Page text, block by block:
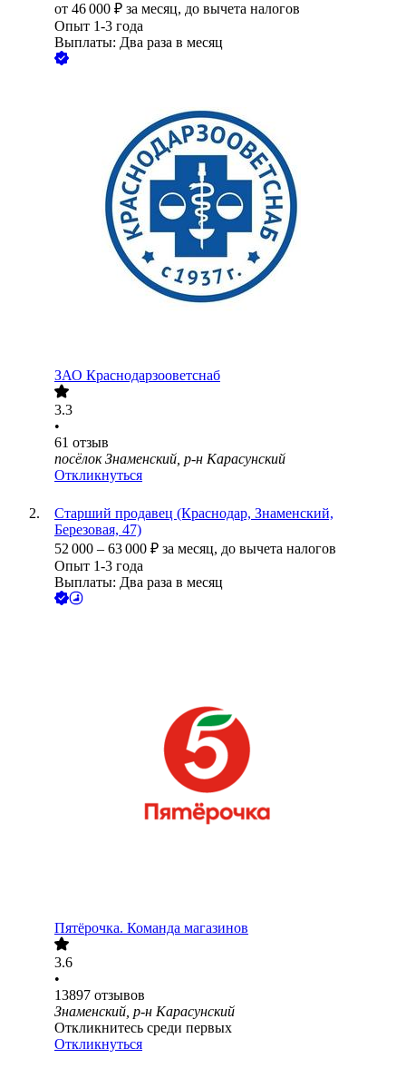
от 46 000 ₽ за месяц, до вычета налогов
Опыт 1-3 года
Выплаты: Два раза в месяц
ЗАО Краснодарзооветснаб
3.3
•
61 отзыв
посёлок Знаменский, р-н Карасунский
Откликнуться
Старший продавец (Краснодар, Знаменский,
Березовая, 47)
52 000 – 63 000 ₽ за месяц, до вычета налогов
Опыт 1-3 года
Выплаты: Два раза в месяц
Пятёрочка. Команда магазинов
3.6
•
13897 отзывов
Знаменский, р-н Карасунский
Откликнитесь среди первых
Откликнуться